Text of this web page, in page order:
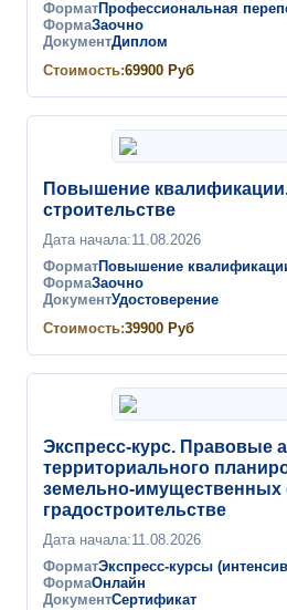
ФорматПрофессиональная
ФормаЗаочно
ДокументДиплом
Стоимость:69900 Руб
Повышение
строительстве
Дата начала:11.08.2026
ФорматПовышение
ФормаЗаочно
ДокументУдостоверение
Стоимость:39900 Руб
Экспресс-курс. Правовые
территориального
земельно-имущественных
градостроительстве
Дата начала:11.08.2026
ФорматЭкспресс-курсы
ФормаОнлайн
ДокументСертификат